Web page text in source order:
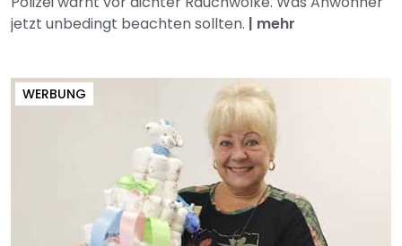
jetzt unbedingt beachten sollten. | mehr
WERBUNG